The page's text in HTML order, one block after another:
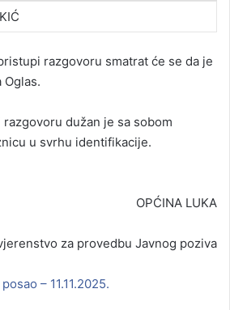
razgovoru smatrat će se da je
Oglas.
dužan je sa sobom
u svrhu identifikacije.
OPĆINA LUKA
za provedbu Javnog poziva
– 11.11.2025.